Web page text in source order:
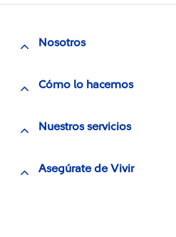
Nosotros
Cómo lo hacemos
Nuestros servicios
Asegúrate de Vivir